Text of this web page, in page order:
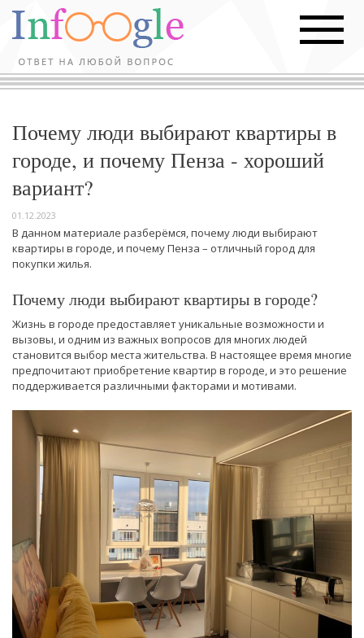
Почему люди выбирают квартиры в
городе, и почему Пенза - хороший
вариант?
01.12.2023
В данном материале разберёмся, почему люди выбирают
квартиры в городе, и почему Пенза – отличный город для
покупки жилья.
Почему люди выбирают квартиры в городе?
Жизнь в городе предоставляет уникальные возможности и
вызовы, и одним из важных вопросов для многих людей
становится выбор места жительства. В настоящее время многие
предпочитают приобретение квартир в городе, и это решение
поддерживается различными факторами и мотивами.